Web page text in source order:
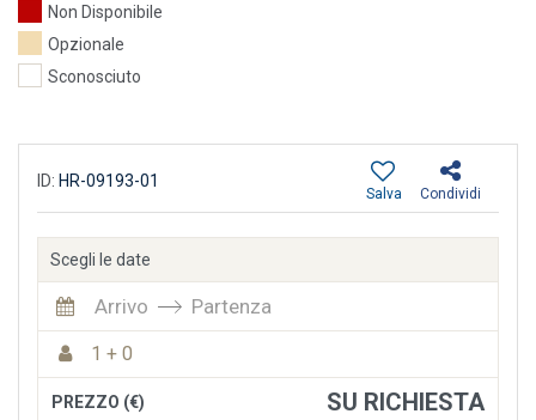
Non Disponibile
Opzionale
Sconosciuto
ID: HR-09193-01
Condividi
Salva
Scegli le date
Arrivo Partenza
1 + 0
PREZZO (€) SU RICHIESTA